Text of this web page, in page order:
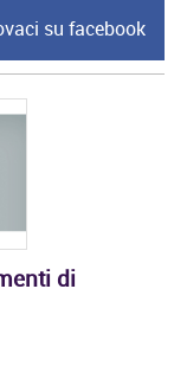
su facebook
di